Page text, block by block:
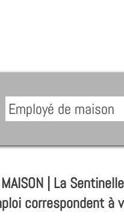
| La Sentinelle
correspondent à